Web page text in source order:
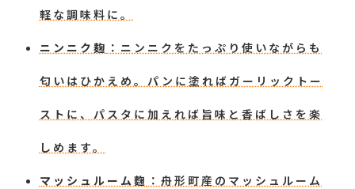
軽な調味料に。
ニンニク麹 ：ニンニクをたっぷり使いながらも
匂いはひかえめ。パンに塗ればガーリックトー
ストに、パスタに加えれば旨味と香ばしさを楽
しめます。
マッシュルーム麴 ：舟形町産のマッシュルーム